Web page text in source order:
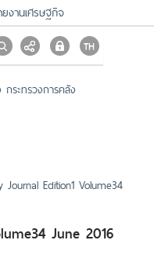
งานเศรษฐกิจ
กระทรวงการคลัง
Journal Edition1 Volume34
June 2016